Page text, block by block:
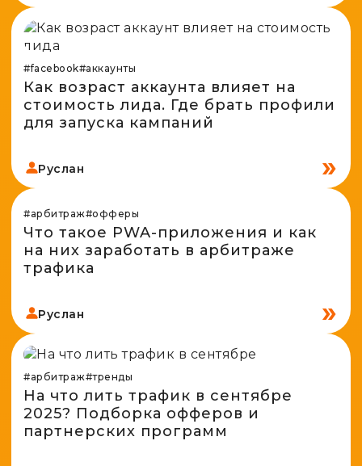
#facebook#аккаунты
Как возраст аккаунта влияет на
стоимость лида. Где брать профили
для запуска кампаний
Руслан
#арбитраж#офферы
Что такое PWA-приложения и как
на них заработать в арбитраже
трафика
Руслан
#арбитраж#тренды
На что лить трафик в сентябре
2025? Подборка офферов и
партнерских программ